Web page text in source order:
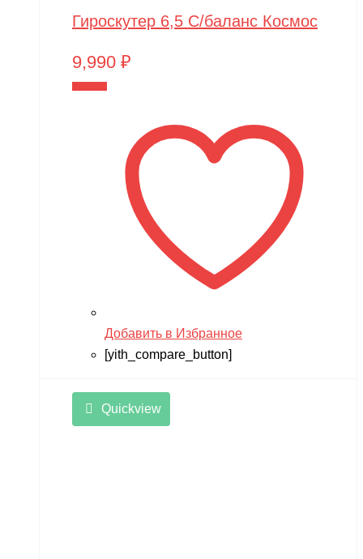
Гироскутер 6,5 С/баланс Космос
9,990 ₽
Добавить в Избранное
[yith_compare_button]
Quickview